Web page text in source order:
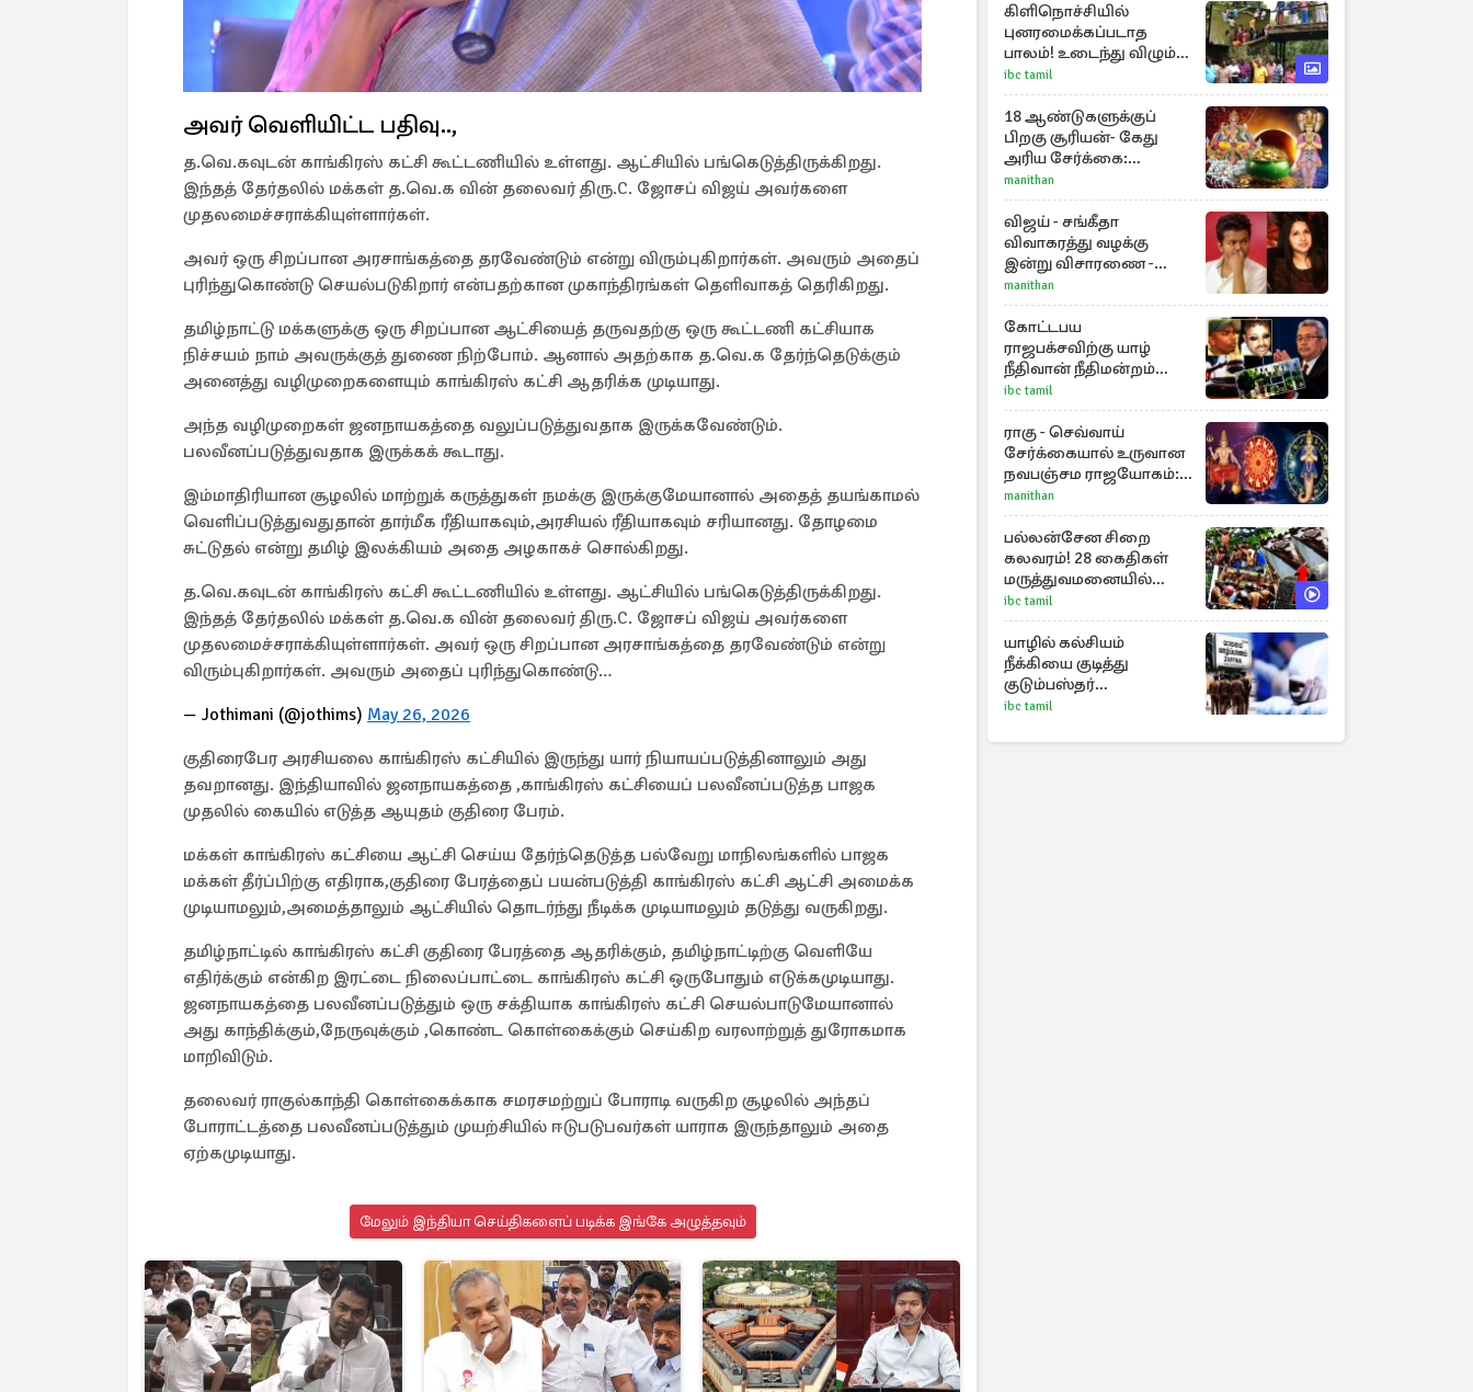
அவர் வெளியிட்ட பதிவு..,
த.வெ.கவுடன் காங்கிரஸ் கட்சி கூட்டணியில் உள்ளது. ஆட்சியில் பங்கெடுத்திருக்கிறது.
இந்தத் தேர்தலில் மக்கள் த.வெ.க வின் தலைவர் திரு.C. ஜோசப் விஜய் அவர்களை
முதலமைச்சராக்கியுள்ளார்கள்.
அவர் ஒரு சிறப்பான அரசாங்கத்தை தரவேண்டும் என்று விரும்புகிறார்கள். அவரும் அதைப்
புரிந்துகொண்டு செயல்படுகிறார் என்பதற்கான முகாந்திரங்கள் தெளிவாகத் தெரிகிறது.
தமிழ்நாட்டு மக்களுக்கு ஒரு சிறப்பான ஆட்சியைத் தருவதற்கு ஒரு கூட்டணி கட்சியாக
நிச்சயம் நாம் அவருக்குத் துணை நிற்போம். ஆனால் அதற்காக த.வெ.க தேர்ந்தெடுக்கும்
அனைத்து வழிமுறைகளையும் காங்கிரஸ் கட்சி ஆதரிக்க முடியாது.
அந்த வழிமுறைகள் ஜனநாயகத்தை வலுப்படுத்துவதாக இருக்கவேண்டும்.
பலவீனப்படுத்துவதாக இருக்கக் கூடாது.
இம்மாதிரியான சூழலில் மாற்றுக் கருத்துகள் நமக்கு இருக்குமேயானால் அதைத் தயங்காமல்
வெளிப்படுத்துவதுதான் தார்மீக ரீதியாகவும்,அரசியல் ரீதியாகவும் சரியானது. தோழமை
சுட்டுதல் என்று தமிழ் இலக்கியம் அதை அழகாகச் சொல்கிறது.
த.வெ.கவுடன் காங்கிரஸ் கட்சி கூட்டணியில் உள்ளது. ஆட்சியில் பங்கெடுத்திருக்கிறது.
இந்தத் தேர்தலில் மக்கள் த.வெ.க வின் தலைவர் திரு.C. ஜோசப் விஜய் அவர்களை
முதலமைச்சராக்கியுள்ளார்கள். அவர் ஒரு சிறப்பான அரசாங்கத்தை தரவேண்டும் என்று
விரும்புகிறார்கள். அவரும் அதைப் புரிந்துகொண்டு…
— Jothimani (@jothims) May 26, 2026
குதிரைபேர அரசியலை காங்கிரஸ் கட்சியில் இருந்து யார் நியாயப்படுத்தினாலும் அது
தவறானது. இந்தியாவில் ஜனநாயகத்தை ,காங்கிரஸ் கட்சியைப் பலவீனப்படுத்த பாஜக
முதலில் கையில் எடுத்த ஆயுதம் குதிரை பேரம்.
மக்கள் காங்கிரஸ் கட்சியை ஆட்சி செய்ய தேர்ந்தெடுத்த பல்வேறு மாநிலங்களில் பாஜக
மக்கள் தீர்ப்பிற்கு எதிராக,குதிரை பேரத்தைப் பயன்படுத்தி காங்கிரஸ் கட்சி ஆட்சி அமைக்க
முடியாமலும்,அமைத்தாலும் ஆட்சியில் தொடர்ந்து நீடிக்க முடியாமலும் தடுத்து வருகிறது.
தமிழ்நாட்டில் காங்கிரஸ் கட்சி குதிரை பேரத்தை ஆதரிக்கும், தமிழ்நாட்டிற்கு வெளியே
எதிர்க்கும் என்கிற இரட்டை நிலைப்பாட்டை காங்கிரஸ் கட்சி ஒருபோதும் எடுக்கமுடியாது.
ஜனநாயகத்தை பலவீனப்படுத்தும் ஒரு சக்தியாக காங்கிரஸ் கட்சி செயல்பாடுமேயானால்
அது காந்திக்கும்,நேருவுக்கும் ,கொண்ட கொள்கைக்கும் செய்கிற வரலாற்றுத் துரோகமாக
மாறிவிடும்.
தலைவர் ராகுல்காந்தி கொள்கைக்காக சமரசமற்றுப் போராடி வருகிற சூழலில் அந்தப்
போராட்டத்தை பலவீனப்படுத்தும் முயற்சியில் ஈடுபடுபவர்கள் யாராக இருந்தாலும் அதை
ஏற்கமுடியாது.
மேலும் இந்தியா செய்திகளைப் படிக்க இங்கே அழுத்தவும்
கிளிநொச்சியில்
புனரமைக்கப்படாத
பாலம்! உடைந்து விழும்
நிலையில் மக்கள்
போராட்டம்
ibc tamil
18 ஆண்டுகளுக்குப்
பிறகு சூரியன்- கேது
அரிய சேர்க்கை:
அதிர்ஷ்டம் பெறும் 3
ராசிகள்!
manithan
விஜய் - சங்கீதா
விவாகரத்து வழக்கு
இன்று விசாரணை -
காணொளி மூலம்
ஆஜராக வாய்ப்பு
manithan
கோட்டபய
ராஜபக்சவிற்கு யாழ்
நீதிவான் நீதிமன்றம்
பிறப்பித்த விசேட
உத்தரவு!
ibc tamil
ராகு - செவ்வாய்
சேர்க்கையால் உருவான
நவபஞ்சம ராஜயோகம்:
அதிர்ஷ்டம் பெறும் 3
ராசிகள்!
manithan
பல்லன்சேன சிறை
கலவரம்! 28 கைதிகள்
மருத்துவமனையில்
அனுமதி
ibc tamil
யாழில் கல்சியம்
நீக்கியை குடித்து
குடும்பஸ்தர்
உயிர்மாய்ப்பு!
ibc tamil